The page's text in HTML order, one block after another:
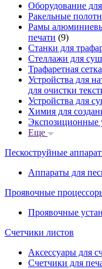
Оборудование
Ракельные
Рамы
печати (9)
Станки для
Стеллажи для
Трафаретная сетка
Устройства для
для очистки
Устройства для
Химия для
Экспозиционные
Еще
Пескоструйные
Аппараты для
Проявочные
Проявочные
Счетчики листов
Аксессуары для
Счетчики для